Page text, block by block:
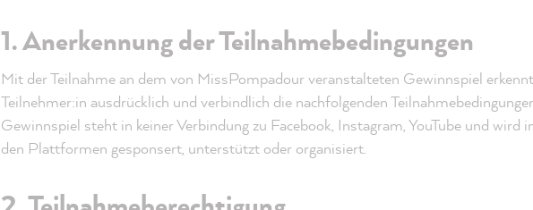
1. Anerkennung der Teilnahmebedingungen
Mit der Teilnahme an dem von MissPompadour veranstalteten Gewinnspiel
Teilnehmer:in ausdrücklich und verbindlich die nachfolgenden
Gewinnspiel steht in keiner Verbindung zu Facebook, Instagram, YouTube und wird
den Plattformen gesponsert, unterstützt oder organisiert.